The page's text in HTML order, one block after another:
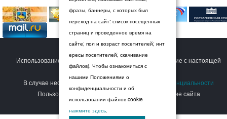
© 2026 Дума Ставропольского края.
Использование сайта Пользователем означает согласие с настоящей
Политикой конфиденциальности
В случае несогласия с условиями
Политики конфиденциальности
Пользователь должен прекратить использование сайта
фразы, баннеры, с которых был
переход на сайт: список посещенных
страниц и проведенное время на
сайте; пол и возраст посетителей; инт
ересы посетителей; скачивание
файлов). Чтобы ознакомиться с
нашими Положениями о
конфиденциальности и об
использовании файлов cookie
нажмите здесь.